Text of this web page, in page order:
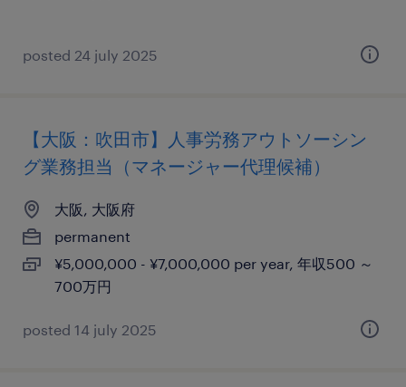
posted 24 july 2025
【大阪：吹田市】人事労務アウトソーシン
グ業務担当（マネージャー代理候補）
大阪, 大阪府
permanent
¥5,000,000 - ¥7,000,000 per year, 年収500 ～
700万円
posted 14 july 2025